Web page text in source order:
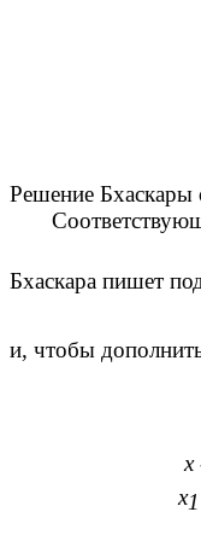
Решение
Бхаскара пишет
и, чтобы
х - 32 =
х1